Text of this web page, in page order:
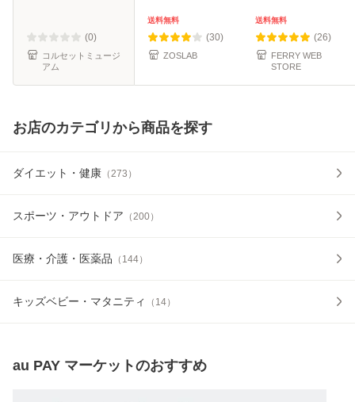
(0)
コルセットミュージ
アム
トサポーター 腰の
サポーター ボーン
コル
送料無料
(30)
ZOSLAB
コルセット 腰椎ベ
ルト 腰椎 腰 腰用
サポータ
送料無料
(26)
FERRY WEB
STORE
お店のカテゴリから商品を探す
ダイエット・健康 （273 ）
スポーツ・アウトドア （200）
医療・介護・医薬品 （ 144）
キッズベビー・マタニティ （ 14）
au PAY マーケットのおすすめ